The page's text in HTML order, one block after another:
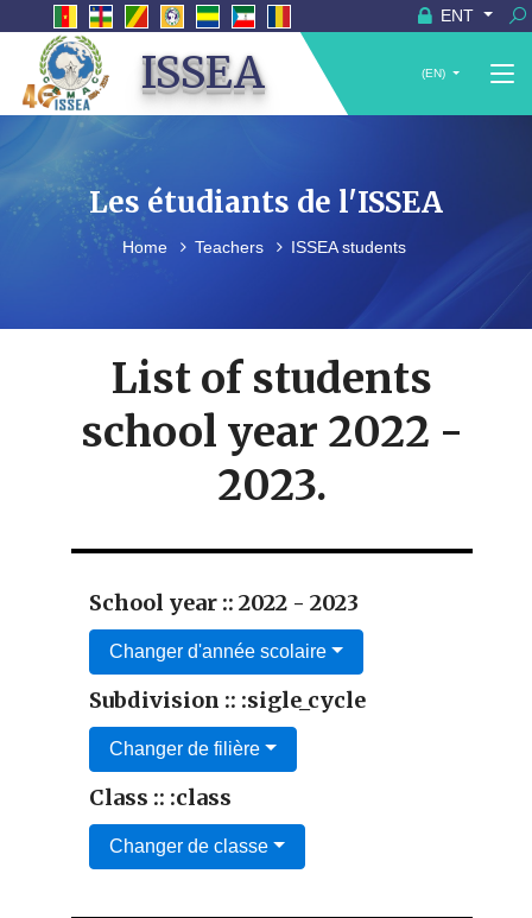
ENT
ISSEA (EN)
Les étudiants de l'ISSEA
Home Teachers ISSEA students
List of students
school year 2022 -
2023.
School year :: 2022 - 2023
Changer d'année scolaire
Subdivision :: :sigle_cycle
Changer de filière
Class :: :class
Changer de classe